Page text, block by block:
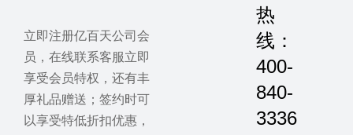
立即注册亿百天公司会
员，在线联系客服立即
享受会员特权，还有丰
厚礼品赠送；签约时可
以享受特低折扣优惠，
热
线：
400-
840-
3336